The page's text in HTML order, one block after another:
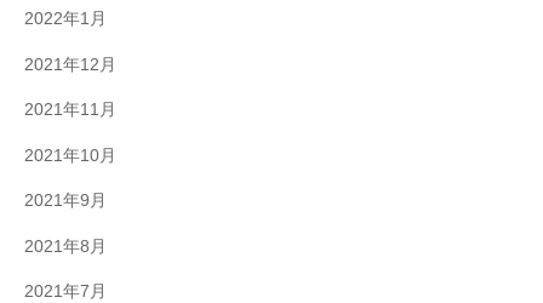
2022年1月
2021年12月
2021年11月
2021年10月
2021年9月
2021年8月
2021年7月